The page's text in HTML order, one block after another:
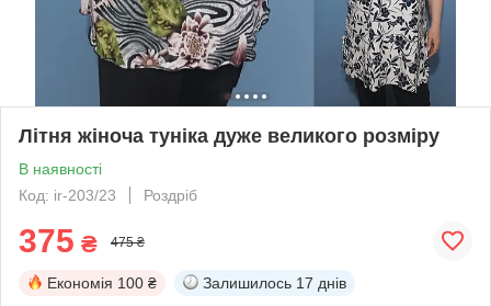
Літня жіноча туніка дуже великого розміру
В наявності
Код: ir-203/23
Роздріб
375 ₴ 475 ₴
Економія 100 ₴ Залишилось 17 днів